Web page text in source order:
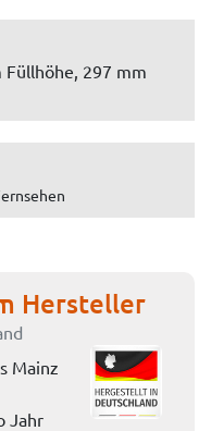
Füllhöhe, 297 mm
Hersteller
Mainz
Jahr